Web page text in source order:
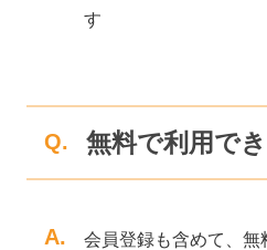
す
Q. 無料で利用で
A.
会員登録も含めて、無